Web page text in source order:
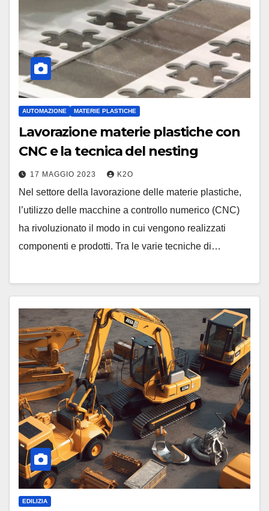
AUTOMAZIONE MATERIE PLASTICHE
Lavorazione materie plastiche con
CNC e la tecnica del nesting
17 MAGGIO 2023 K2O
Nel settore della lavorazione delle materie plastiche,
l’utilizzo delle macchine a controllo numerico (CNC)
ha rivoluzionato il modo in cui vengono realizzati
componenti e prodotti. Tra le varie tecniche di…
EDILIZIA